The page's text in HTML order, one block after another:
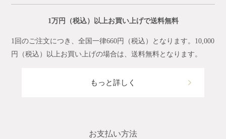
1万円（税込）以上お買い上げで送料無料
1回のご注文につき、全国一律660円（税込）となります。10,000
円（税込）以上お買い上げの場合は、送料無料となります。
もっと詳しく
お支払い方法